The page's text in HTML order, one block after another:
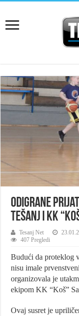
Odigrane
Tešanj i KK
Tesanj Net
407 Pregledi
Budući da proteklog
nisu imale
organizovala je
ekipom KK “Koš”
Ovaj susret je